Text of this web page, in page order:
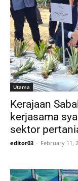
Utama
Kerajaan
kerjasama
sektor
editor03 - February 11,